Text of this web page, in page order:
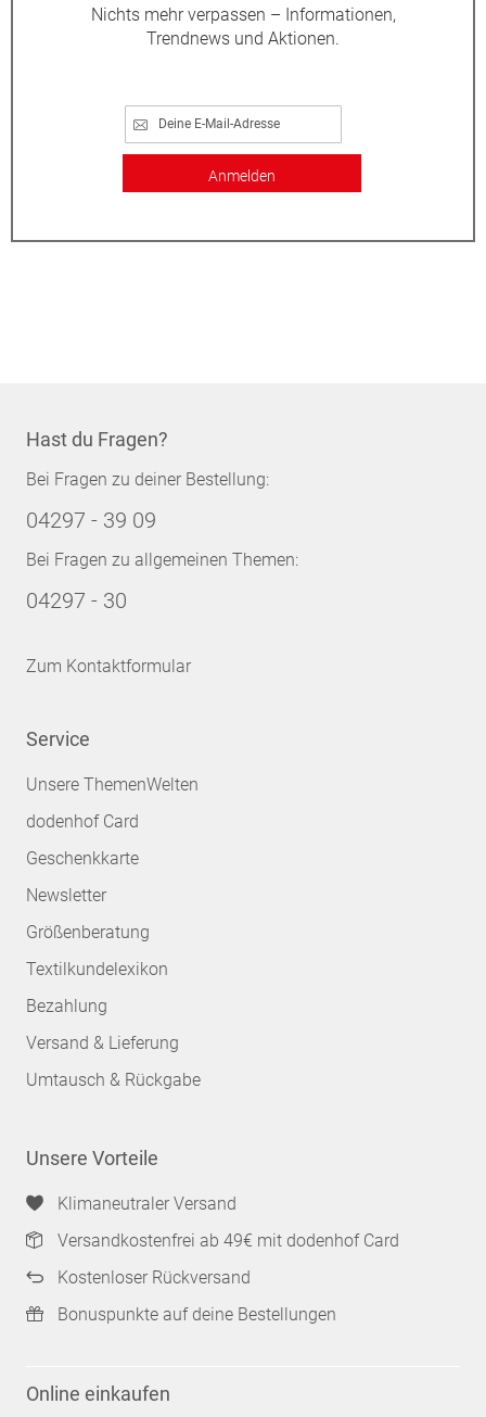
Nichts mehr verpassen – Informationen,
Trendnews und Aktionen.
Anmelden
Hast du Fragen?
Bei Fragen zu deiner Bestellung:
04297 - 39 09
Bei Fragen zu allgemeinen Themen:
04297 - 30
Zum Kontaktformular
Service
Unsere ThemenWelten
dodenhof Card
Geschenkkarte
Newsletter
Größenberatung
Textilkundelexikon
Bezahlung
Versand & Lieferung
Umtausch & Rückgabe
Unsere Vorteile
Klimaneutraler Versand
Versandkostenfrei ab 49€ mit dodenhof Card
Kostenloser Rückversand
Bonuspunkte auf deine Bestellungen
Online einkaufen